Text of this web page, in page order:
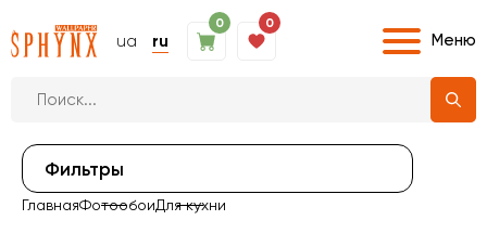
ua ru
0 0
Меню
Фильтры
ГлавнаяФотообоиДля кухни